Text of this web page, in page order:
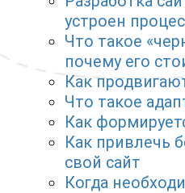
устроен
Что такое
почему его
Как
Что такое
Как
Как привлечь
свой сайт
Когда